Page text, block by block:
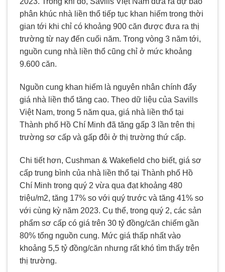
phân khúc nhà liền thổ tiếp tục khan hiếm trong thời
gian tới khi chỉ có khoảng 900 căn được đưa ra thị
trường từ nay đến cuối năm. Trong vòng 3 năm tới,
nguồn cung nhà liền thổ cũng chỉ ở mức khoảng
9.600 căn.
Nguồn cung khan hiếm là nguyên nhân chính đẩy
giá nhà liền thổ tăng cao. Theo dữ liệu của Savills
Việt Nam, trong 5 năm qua, giá nhà liền thổ tại
Thành phố Hồ Chí Minh đã tăng gấp 3 lần trên thị
trường sơ cấp và gấp đôi ở thị trường thứ cấp.
Chi tiết hơn, Cushman & Wakefield cho biết, giá sơ
cấp trung bình của nhà liền thổ tại Thành phố Hồ
Chí Minh trong quý 2 vừa qua đạt khoảng 480
triệu/m2, tăng 17% so với quý trước và tăng 41% so
với cùng kỳ năm 2023. Cụ thể, trong quý 2, các sản
phẩm sơ cấp có giá trên 30 tỷ đồng/căn chiếm gần
80% tổng nguồn cung. Mức giá thấp nhất vào
khoảng 5,5 tỷ đồng/căn nhưng rất khó tìm thấy trên
thị trường.